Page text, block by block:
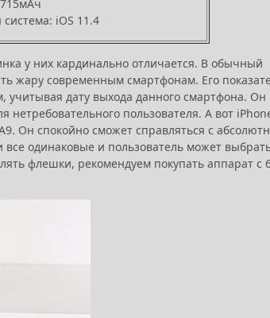
iOS 11.4
у них кардинально отличается. В обычный
жару современным смартфонам. Его
учитывая дату выхода данного смартфона. Он
пользователя. А вот
Он спокойно сможет справляться с
одинаковые и пользователь может
флешки, рекомендуем покупать аппарат с